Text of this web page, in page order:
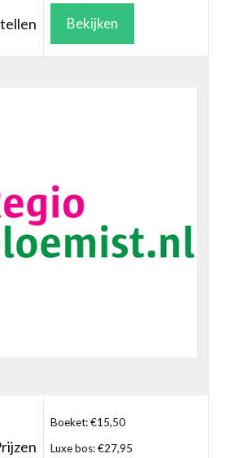
Bekijken
Boeket: €15,50
Luxe bos: €27,95